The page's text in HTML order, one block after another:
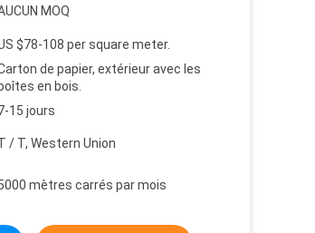
MOQ
$78-108 per square meter.
de papier, extérieur avec les
boîtes en bois.
15 jours
/ T, Western Union
mètres carrés par mois